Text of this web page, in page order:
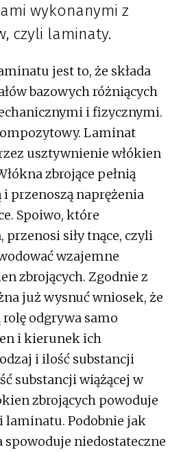
wykonanymi z
czyli laminaty.
jest to, że składa
bazowych różniących
i fizycznymi.
Laminat
usztywnienie włókien
zbrojące pełnią
przenoszą naprężenia
Spoiwo, które
siły tnące, czyli
wzajemne
zbrojących. Zgodnie z
już wysnuć wniosek, że
odgrywa samo
i kierunek ich
i ilość substancji
substancji wiążącej w
zbrojących powoduje
laminatu. Podobnie jak
spowoduje niedostateczne